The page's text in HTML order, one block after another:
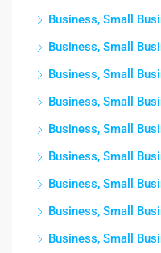
Business, Small
Business, Small
Business, Small
Business, Small
Business, Small
Business, Small
Business, Small
Business, Small
Business, Small